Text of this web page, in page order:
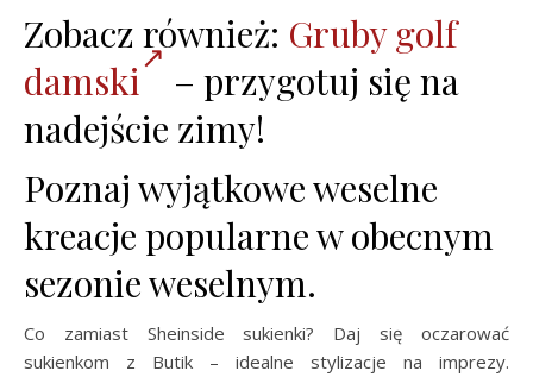
Zobacz również: Gruby golf
damski
– przygotuj się na
nadejście zimy!
Poznaj wyjątkowe weselne
kreacje popularne w obecnym
sezonie weselnym.
Co zamiast Sheinside sukienki? Daj się oczarować
sukienkom z Butik – idealne stylizacje na imprezy.